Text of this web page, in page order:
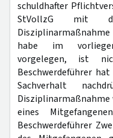
schuldhafter
StVollzG mit
habe im
vorgelegen, ist
Beschwerdeführer
Sachverhalt
Disziplinarmaßnahme
eines
Beschwerdeführer